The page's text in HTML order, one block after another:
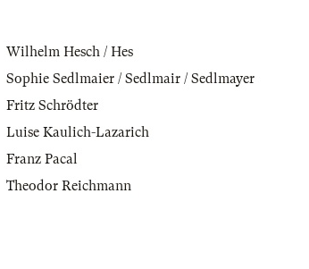
Wilhelm Hesch / Hes
Sophie Sedlmaier / Sedlmair / Sedlmayer
Fritz Schrödter
Luise Kaulich-Lazarich
Franz Pacal
Theodor Reichmann